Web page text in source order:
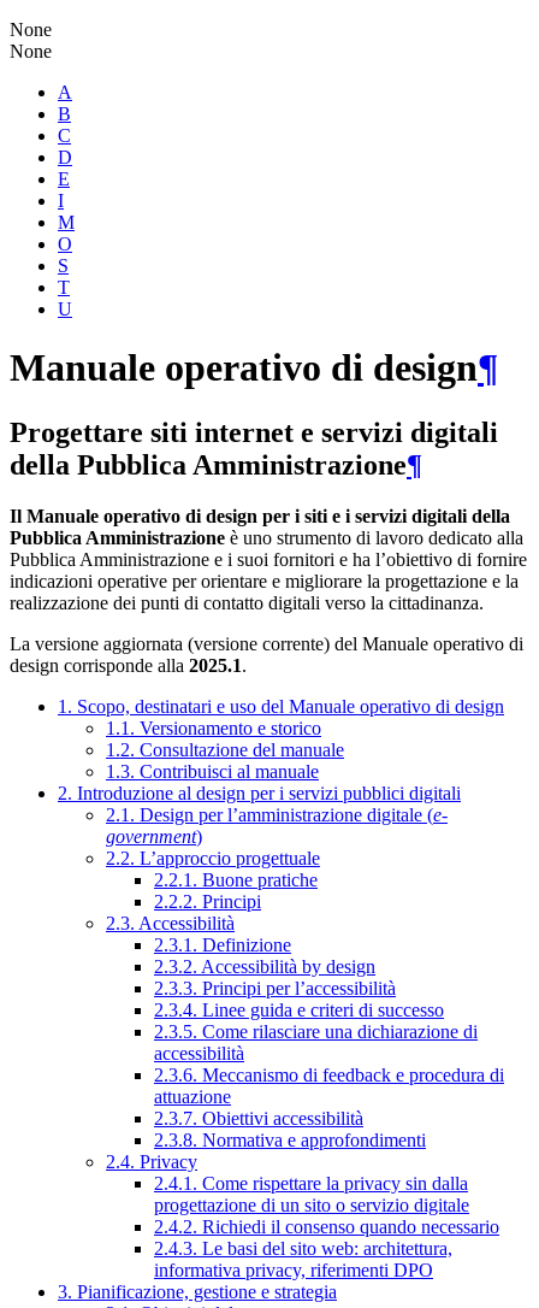
None
None
A
B
C
D
E
I
M
O
S
T
U
Manuale operativo di design¶
Progettare siti internet e servizi digitali
della Pubblica Amministrazione¶
Il Manuale operativo di design per i siti e i servizi digitali della
Pubblica Amministrazione è uno strumento di lavoro dedicato alla
Pubblica Amministrazione e i suoi fornitori e ha l’obiettivo di fornire
indicazioni operative per orientare e migliorare la progettazione e la
realizzazione dei punti di contatto digitali verso la cittadinanza.
La versione aggiornata (versione corrente) del Manuale operativo di
design corrisponde alla 2025.1.
1. Scopo, destinatari e uso del Manuale operativo di design
1.1. Versionamento e storico
1.2. Consultazione del manuale
1.3. Contribuisci al manuale
2. Introduzione al design per i servizi pubblici digitali
2.1. Design per l’amministrazione digitale (e-
government)
2.2. L’approccio progettuale
2.2.1. Buone pratiche
2.2.2. Principi
2.3. Accessibilità
2.3.1. Definizione
2.3.2. Accessibilità by design
2.3.3. Principi per l’accessibilità
2.3.4. Linee guida e criteri di successo
2.3.5. Come rilasciare una dichiarazione di
accessibilità
2.3.6. Meccanismo di feedback e procedura di
attuazione
2.3.7. Obiettivi accessibilità
2.3.8. Normativa e approfondimenti
2.4. Privacy
2.4.1. Come rispettare la privacy sin dalla
progettazione di un sito o servizio digitale
2.4.2. Richiedi il consenso quando necessario
2.4.3. Le basi del sito web: architettura,
informativa privacy, riferimenti DPO
3. Pianificazione, gestione e strategia